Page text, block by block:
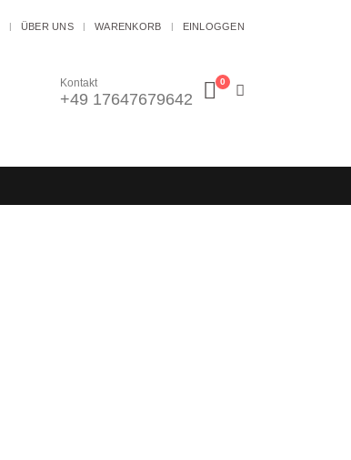
ÜBER UNS WARENKORB EINLOGGEN
Kontakt
+49 17647679642
0